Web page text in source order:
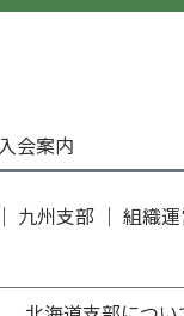
入会案内
｜ 九州支部 ｜ 組織